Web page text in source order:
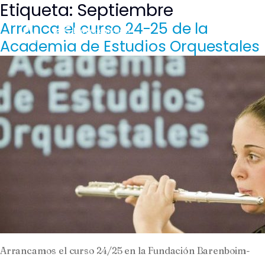
Saltar
al
contenido
Etiqueta: Septiembre
Arranca el curso 24-25 de la
Academia de Estudios Orquestales
Arrancamos el curso 24/25 en la Fundación Barenboim-